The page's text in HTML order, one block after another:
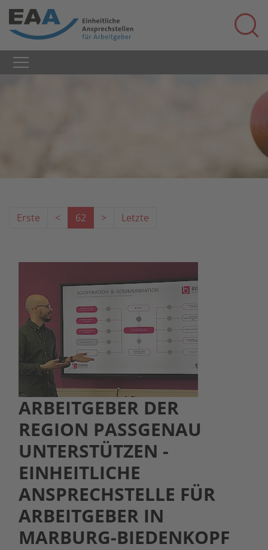
Erste < 62 > Letzte
ARBEITGEBER DER
REGION PASSGENAU
UNTERSTÜTZEN -
EINHEITLICHE
ANSPRECHSTELLE FÜR
ARBEITGEBER IN
MARBURG-BIEDENKOPF